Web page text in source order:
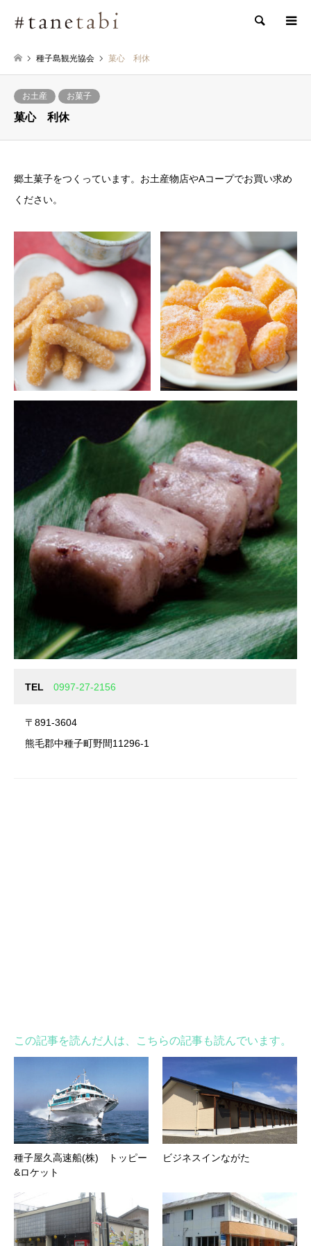
検索
種子島観光協会 菓心 利休
お土産 お菓子
菓心 利休
郷土菓子をつくっています。お土産物店やAコープでお買い求め
ください。
TEL 0997-27-2156
〒891-3604
熊毛郡中種子町野間11296-1
この記事を読んだ人は、こちらの記事も読んでいます。
種子屋久高速船(株) トッピー
&ロケット
ビジネスインながた